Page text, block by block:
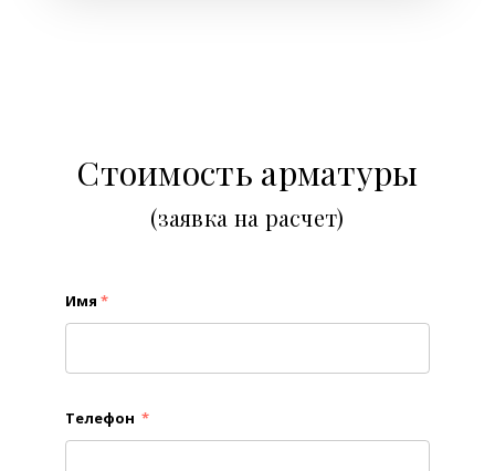
Стоимость арматуры
(заявка на расчет)
Имя *
Телефон *